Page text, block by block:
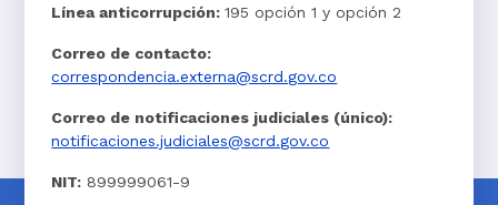
Línea anticorrupción:195 opción 1 y opción 2
Correo de contacto:
correspondencia.externa@scrd.gov.co
Correo de notificaciones judiciales (único):
notificaciones.judiciales@scrd.gov.co
NIT: 899999061-9